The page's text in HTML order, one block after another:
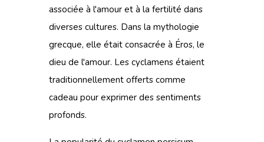
associée à l'amour et à la fertilité dans
diverses cultures. Dans la mythologie
grecque, elle était consacrée à Éros, le
dieu de l'amour. Les cyclamens étaient
traditionnellement offerts comme
cadeau pour exprimer des sentiments
profonds.